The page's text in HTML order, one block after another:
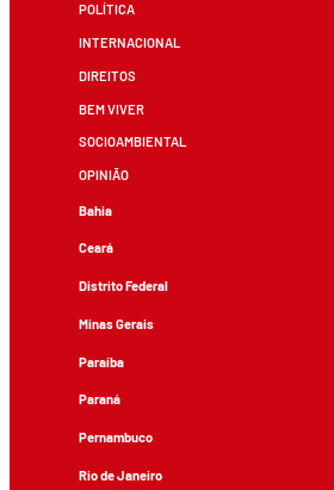
POLÍTICA
INTERNACIONAL
DIREITOS
BEM VIVER
SOCIOAMBIENTAL
OPINIÃO
Bahia
Ceará
Distrito Federal
Minas Gerais
Paraíba
Paraná
Pernambuco
Rio de Janeiro